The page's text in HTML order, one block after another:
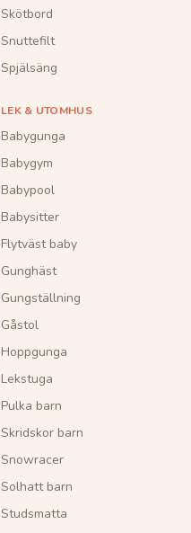
Skötbord
Snuttefilt
Spjälsäng
LEK & UTOMHUS
Babygunga
Babygym
Babypool
Babysitter
Flytväst baby
Gunghäst
Gungställning
Gåstol
Hoppgunga
Lekstuga
Pulka barn
Skridskor barn
Snowracer
Solhatt barn
Studsmatta